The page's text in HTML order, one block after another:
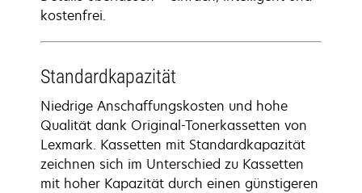
kostenfrei.
Standardkapazität
Niedrige Anschaffungskosten und hohe
Qualität dank Original-Tonerkassetten von
Lexmark. Kassetten mit Standardkapazität
zeichnen sich im Unterschied zu Kassetten
mit hoher Kapazität durch einen günstigeren